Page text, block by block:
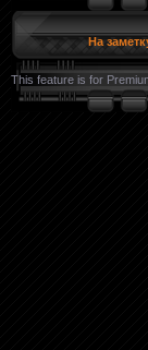
На
This feature is for